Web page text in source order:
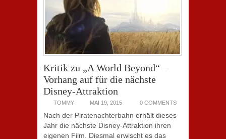
Kritik zu „A World Beyond“ –
Vorhang auf für die nächste
Disney-Attraktion
TOMMY MAI 19, 2015 0 COMMENTS
Nach der Piratenachterbahn erhält dieses
Jahr die nächste Disney-Attraktion ihren
eigenen Film. Diesmal erwischt es das